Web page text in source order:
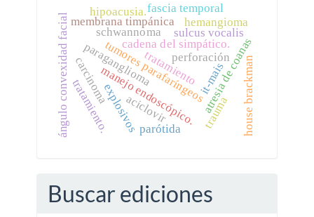
schwannoma
paraganglioma
tumores parafaríngeos
cadena del simpático.
atresia de coanas
manejo endoscópico.
perforación
membrana timpánica
trauma
explosivos
hipoacusia.
sulcus vocalis
fascia temporal
tratamiento house brackman
aciclovir
carcinoma
parótida
hemangioma
tratamiento.
ángulo convexidad facial it-mais
Buscar ediciones